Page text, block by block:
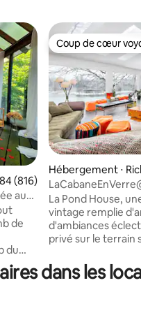
moyenne sur la base
(816)
au
de
du
Coup de cœur
Coup de cœur
Hébergement ⋅
La Pond House,
vintage remplie
d'ambiances
privé sur le terrain
lente et sinueuse,
chênes de plus de
dans les